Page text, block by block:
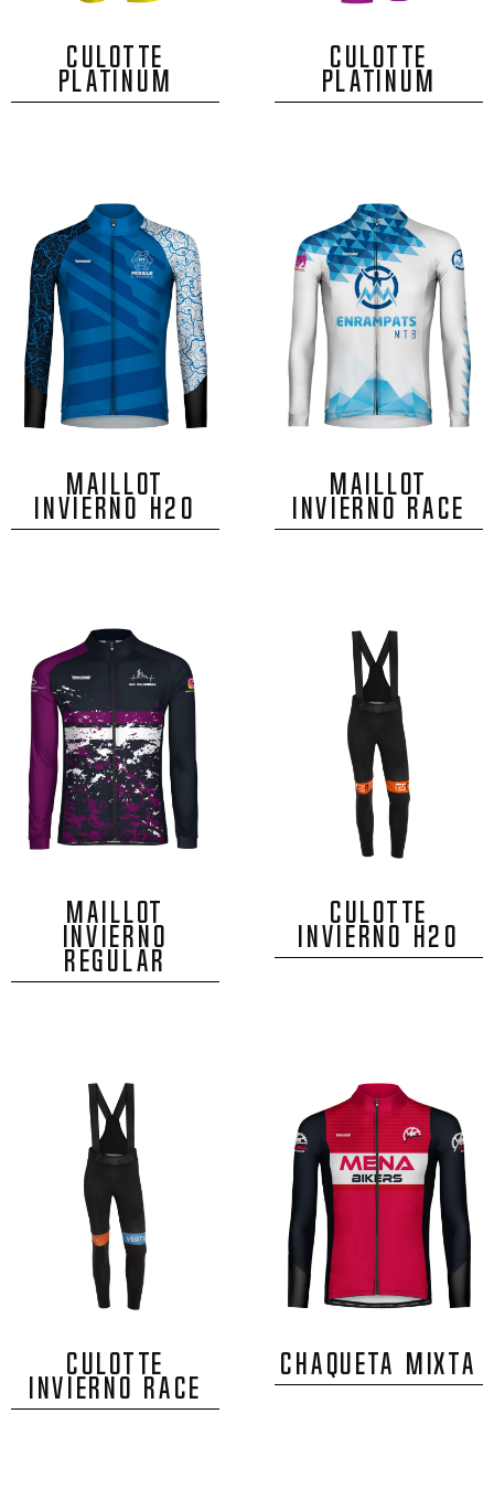
CULOTTE
PLATINUM
CULOTTE
PLATINUM
MAILLOT
INVIERNO H20
MAILLOT
INVIERNO RACE
MAILLOT
INVIERNO
REGULAR
CULOTTE
INVIERNO H20
CULOTTE
INVIERNO RACE
CHAQUETA MIXTA